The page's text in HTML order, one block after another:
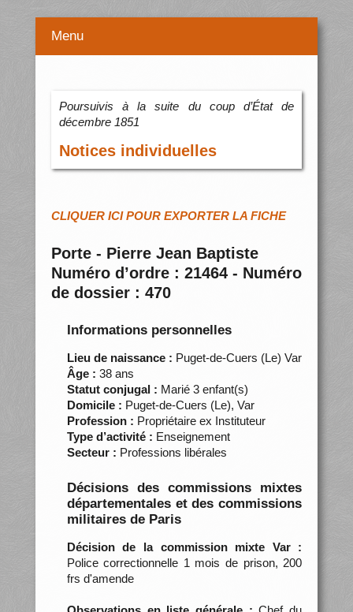
Menu
Poursuivis à la suite du coup d’État de
décembre 1851
Notices individuelles
CLIQUER ICI POUR EXPORTER LA FICHE
Porte - Pierre Jean Baptiste
Numéro d’ordre : 21464 - Numéro
de dossier : 470
Informations personnelles
Lieu de naissance : Puget-de-Cuers (Le) Var
Âge : 38 ans
Statut conjugal : Marié 3 enfant(s)
Domicile : Puget-de-Cuers (Le), Var
Profession : Propriétaire ex Instituteur
Type d’activité : Enseignement
Secteur : Professions libérales
Décisions des commissions mixtes
départementales et des commissions
militaires de Paris
Décision de la commission mixte Var :
Police correctionnelle 1 mois de prison, 200
frs d'amende